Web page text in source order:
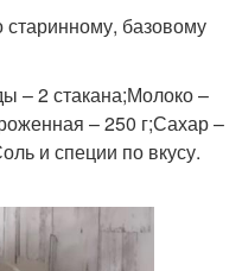
старинному, базовому
– 2 стакана;Молоко –
– 250 г;Сахар –
и специи по вкусу.